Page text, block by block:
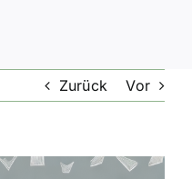
Zurück Vor